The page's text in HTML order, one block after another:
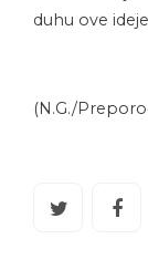
duhu ove
(N.G./